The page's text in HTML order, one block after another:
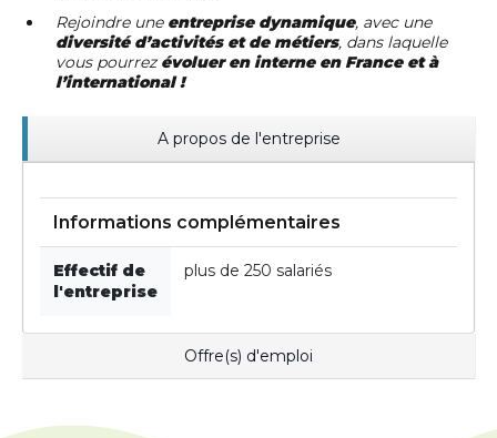
Rejoindre une entreprise dynamique, avec une
diversité d’activités et de métiers, dans laquelle
vous pourrez évoluer en interne en France et à
l’international !
A propos de l'entreprise
Informations complémentaires
Effectif de
l'entreprise
plus de 250 salariés
Offre(s) d'emploi